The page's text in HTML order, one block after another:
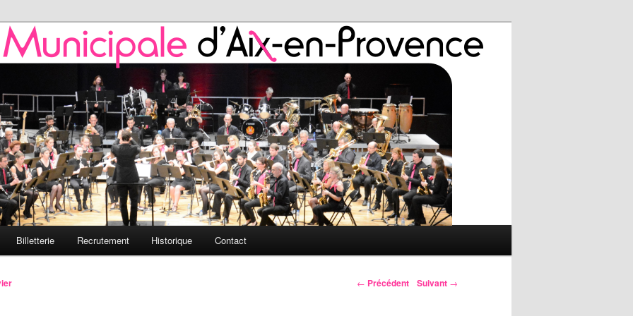
d'Aix-en-Provence
l'HMAP
Billetterie Recrutement Historique Contact
← Précédent Suivant →